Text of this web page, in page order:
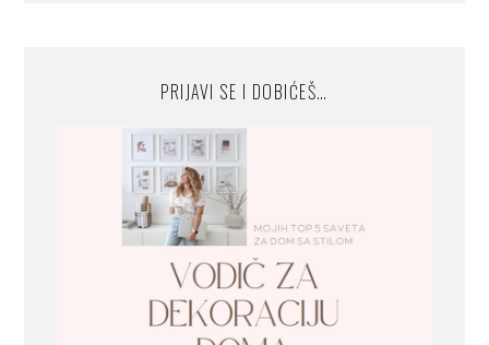
PRIJAVI SE I DOBIĆEŠ…